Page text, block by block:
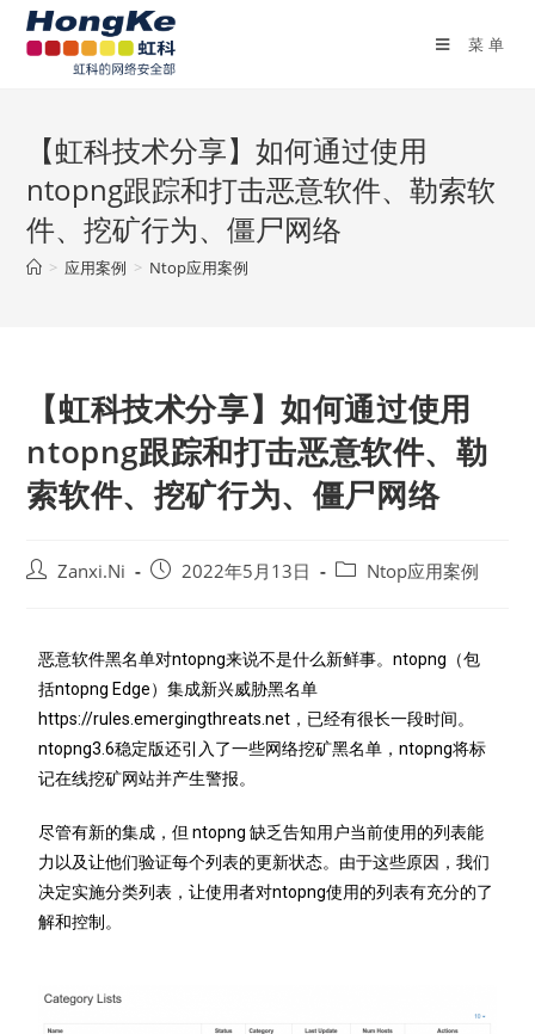
菜单
【虹科技术分享】如何通过使用
ntopng跟踪和打击恶意软件、勒索软
件、挖矿行为、僵尸网络
> 应用案例 > Ntop应用案例
【虹科技术分享】如何通过使用
ntopng跟踪和打击恶意软件、勒
索软件、挖矿行为、僵尸网络
Zanxi.Ni 2022年5月13日 Ntop应用案例
恶意软件黑名单对ntopng来说不是什么新鲜事。ntopng（包
括ntopng Edge）集成新兴威胁黑名单
https://rules.emergingthreats.net，已经有很长一段时间。
ntopng3.6稳定版还引入了一些网络挖矿黑名单，ntopng将标
记在线挖矿网站并产生警报。
尽管有新的集成，但 ntopng 缺乏告知用户当前使用的列表能
力以及让他们验证每个列表的更新状态。由于这些原因，我们
决定实施分类列表，让使用者对ntopng使用的列表有充分的了
解和控制。